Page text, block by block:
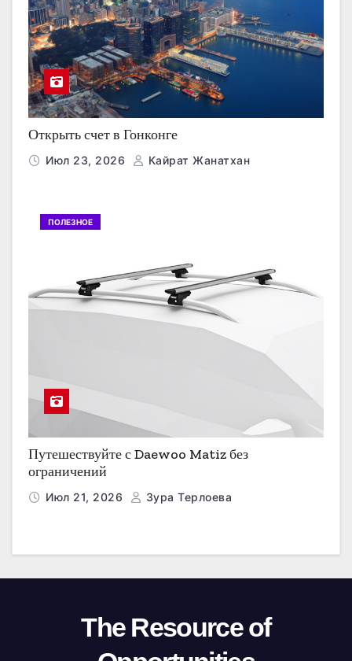
Открыть счет в Гонконге
Июл 23, 2026 Кайрат Жанатхан
ПОЛЕЗНОЕ
Путешествуйте с Daewoo Matiz без
ограничений
Июл 21, 2026 Зура Терлоева
The Resource of